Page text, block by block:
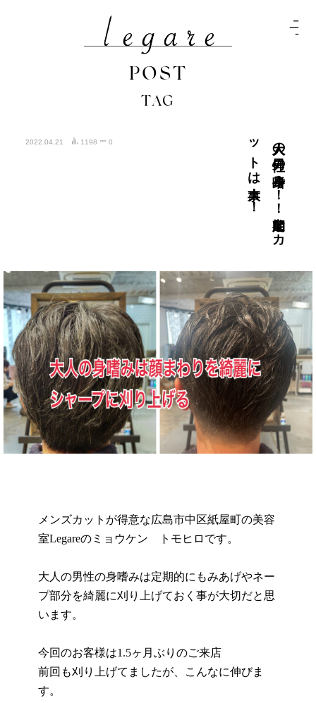
POST
TAG
2022.04.21 1198 0 大人の
男性の
身嗜み
！
！
定期的な
カ
ッ
ト
は
大事！
！
メンズカットが得意な広島市中区紙屋町の美容
室Legareのミョウケン トモヒロです。
大人の男性の身嗜みは定期的にもみあげやネー
プ部分を綺麗に刈り上げておく事が大切だと思
います。
今回のお客様は1.5ヶ月ぶりのご来店
前回も刈り上げてましたが、こんなに伸びま
す。